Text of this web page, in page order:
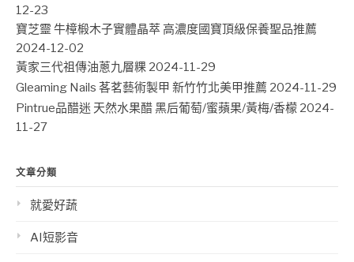
12-23
寶芝靈 牛樟椴木子實體晶萃 高濃度國寶頂級保養聖品推薦
2024-12-02
黃家三代祖傳油蔥九層粿 2024-11-29
Gleaming Nails 茖茗藝術製甲 新竹竹北美甲推薦 2024-11-29
Pintrue品醋迷 天然水果醋 黑后葡萄/蜜蘋果/黃梅/香檬 2024-
11-27
文章分類
就愛好蔬
AI短影音